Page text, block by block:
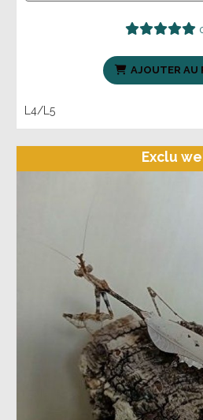
L4/L5
AJOUTER AU
Exclu